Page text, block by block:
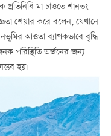
মা চাওতে শানতং
শেয়ার করে বলেন, যেখানে
আওতা ব্যাপকভাবে বৃদ্ধি
পরিস্থিতি অর্জনের জন্য
হয়।